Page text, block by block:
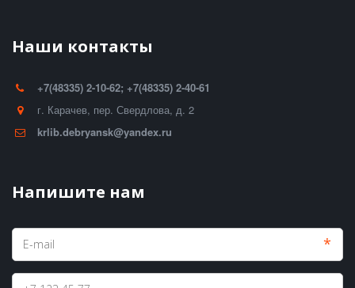
Наши контакты
+7(48335) 2-10-62; +7(48335) 2-40-61
г. Карачев, пер. Свердлова, д. 2
krlib.debryansk@yandex.ru
Напишите нам
*